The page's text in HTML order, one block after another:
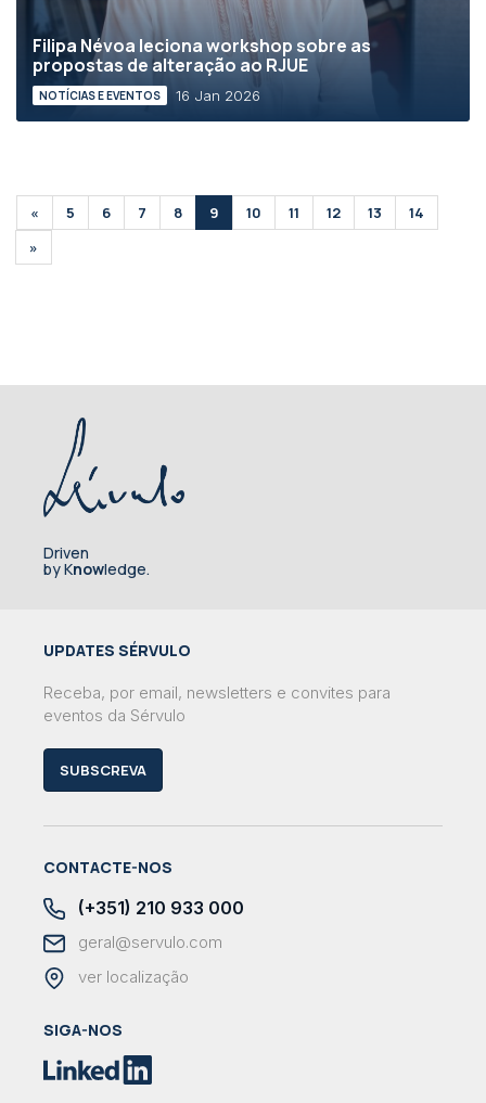
Filipa Névoa leciona workshop sobre as
propostas de alteração ao RJUE
NOTÍCIAS E EVENTOS 16 Jan 2026
« 5 6 7 8 9 10 11 12 13
14
»
Driven
by Knowledge.
UPDATES SÉRVULO
Receba, por email, newsletters e convites para
eventos da Sérvulo
SUBSCREVA
CONTACTE-NOS
(+351) 210 933 000
geral@servulo.com
ver localização
SIGA-NOS